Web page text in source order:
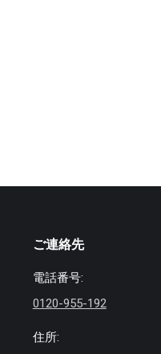
ご連絡先
電話番号:
0120-955-192
住所: